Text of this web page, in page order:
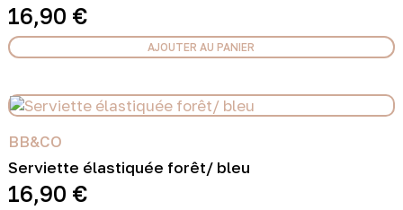
16,90 €
AJOUTER AU PANIER
BB&CO
Serviette élastiquée forêt/ bleu
16,90 €